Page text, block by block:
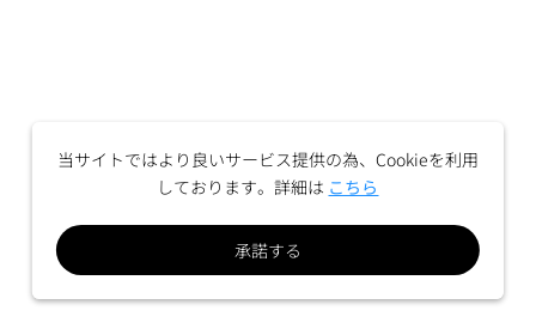
当サイトではより良いサービス提供の為、Cookieを利用
しております。詳細は こちら
承諾する